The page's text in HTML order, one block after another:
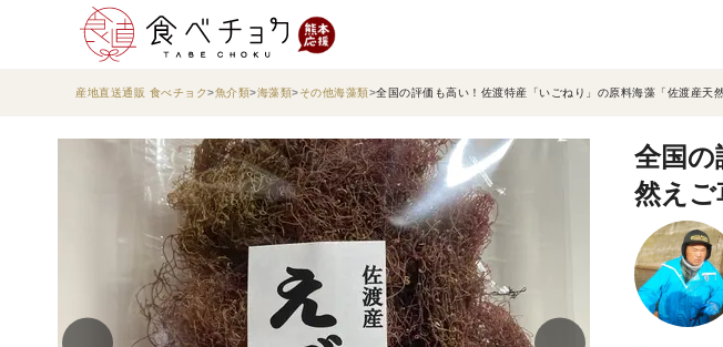
産地直送通販 食べチョク 魚介類 海藻類 その他海藻類 全国の評価も高い！佐渡特産「いごねり」の原料海藻「佐渡産
全国の
然え